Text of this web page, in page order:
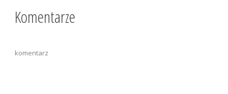
Komentarze
komentarz